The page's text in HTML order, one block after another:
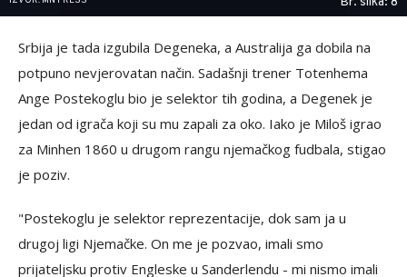
Srbija je tada izgubila Degeneka, a Australija ga dobila na
potpuno nevjerovatan način. Sadašnji trener Totenhema
Ange Postekoglu bio je selektor tih godina, a Degenek je
jedan od igrača koji su mu zapali za oko. Iako je Miloš igrao
za Minhen 1860 u drugom rangu njemačkog fudbala, stigao
je poziv.
"Postekoglu je selektor reprezentacije, dok sam ja u
drugoj ligi Njemačke. On me je pozvao, imali smo
prijateljsku protiv Engleske u Sanderlendu - mi nismo imali